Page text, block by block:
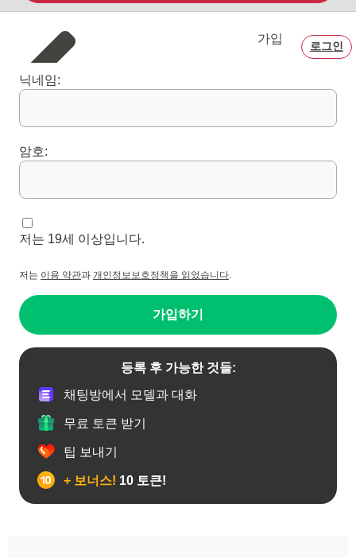
가입
로그인
닉네임:
암호:
저는 19세 이상입니다.
저는 이용 약관과 개인정보보호정책을 읽었습니다.
가입하기
등록 후 가능한 것들:
채팅방에서 모델과 대화
무료 토큰 받기
팁 보내기
+ 보너스! 10 토큰!